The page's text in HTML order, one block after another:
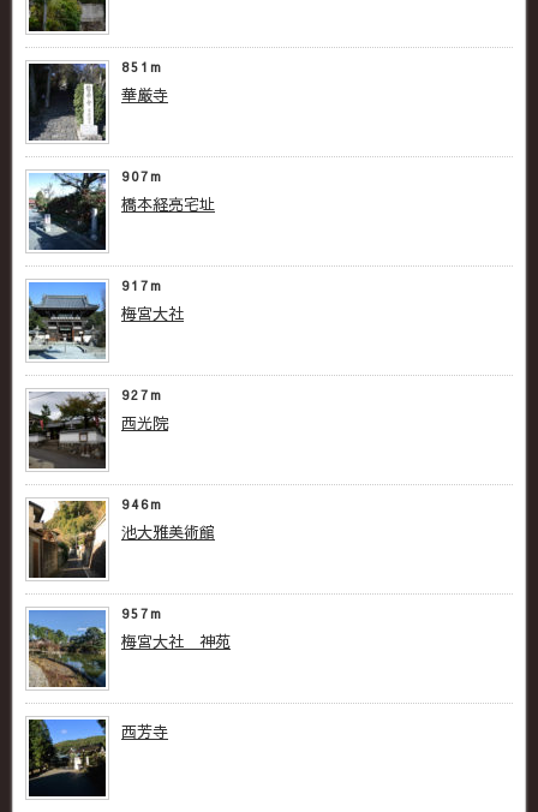
851m
華厳寺
907m
橋本経亮宅址
917m
梅宮大社
927m
西光院
946m
池大雅美術館
957m
梅宮大社 神苑
西芳寺